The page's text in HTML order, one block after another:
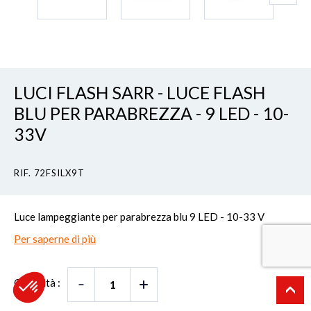
LUCI FLASH SARR - LUCE FLASH
BLU PER PARABREZZA - 9 LED - 10-
33V
RIF. 72FSILX9T
Luce lampeggiante per parabrezza blu 9 LED - 10-33 V
Per saperne di più
Quantità :